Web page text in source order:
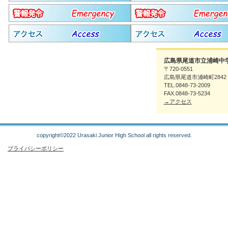
広島県尾道市立浦崎中
〒720-0551
広島県尾道市浦崎町2842
TEL.0848-73-2009
FAX.0848-73-5234
→アクセス
copyright©2022 Urasaki Junior High School all rights reserved.
プライバシーポリシー